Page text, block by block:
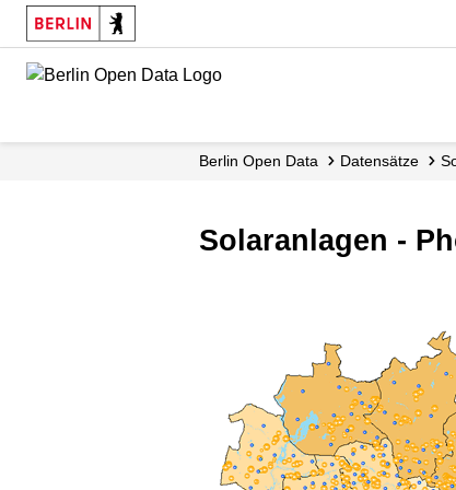
Skip
main
Berlin Open Data Datensätze
Solaranlagen -